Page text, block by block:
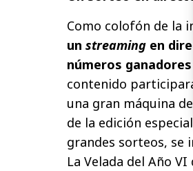
Como colofón de la
un streaming en
números ganadores
contenido
una gran máquina
de la edición
grandes sorteos, se
La Velada del Año